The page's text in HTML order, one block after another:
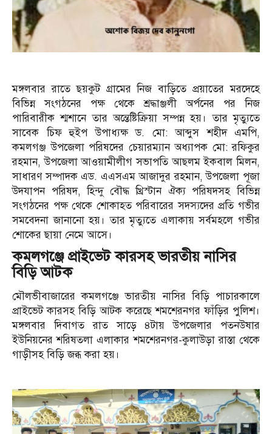
মঙ্গলবার রাতে ছয়কুট গ্রামের নিজ বাড়িতে প্রয়াতের মরদেহে
বিভিন্ন সংগঠনের পক্ষ থেকে শ্রদ্ধাঞ্জলী অর্পনের পর নিজ
পারিবারীক শ্মশানে তার অন্তেষ্টিক্রিয়া সম্পন্ন হয়। তার মৃত্যুতে
সাবেক চিফ হুইপ উপাধ্যক্ষ ড. মো: আব্দুস শহীদ এমপি,
কমলগঞ্জ উপজেলা পরিষদের চেয়ারম্যান অধ্যাপক মো: রফিকুর
রহমান, উপজেলা আওয়ামীলীগ সভাপতি আছলম ইকবাল মিলন,
সাধারণ সম্পাদক এড. এএসএম আজাদুর রহমান, উপজেলা পূজা
উদযাপন পরিষদ, হিন্দু বৌদ্ধ খ্রিস্টান ঐক্য পরিষদসহ বিভিন্ন
সংগঠনের পক্ষ থেকে শোকাহত পরিবারের সদস্যদের প্রতি গভীর
সমবেদনা জানানো হয়। তার মৃত্যুতে এলাকায় সর্বমহলে গভীর
শোকের ছায়া নেমে আসে।
কমলগঞ্জে প্রাইভেট কারসহ ভারতীয় নাসির
বিড়ি আটক
মৌলভীবাজারের কমলগঞ্জে ভারতীয় নাসির বিড়ি পাচারকালে
প্রাইভেট কারসহ বিড়ি আটক করেছে শমশেরনগর ফাঁড়ির পুলিশ।
মঙ্গলবার দিবাগত রাত সাড়ে ৪টায় উপজেলার পতনউষার
ইউনিয়নের শরিষতলা এলাকার শমশেরনগর-কুলাউড়া রাস্তা থেকে
গাড়ীসহ বিড়ি জব্ধ করা হয়।